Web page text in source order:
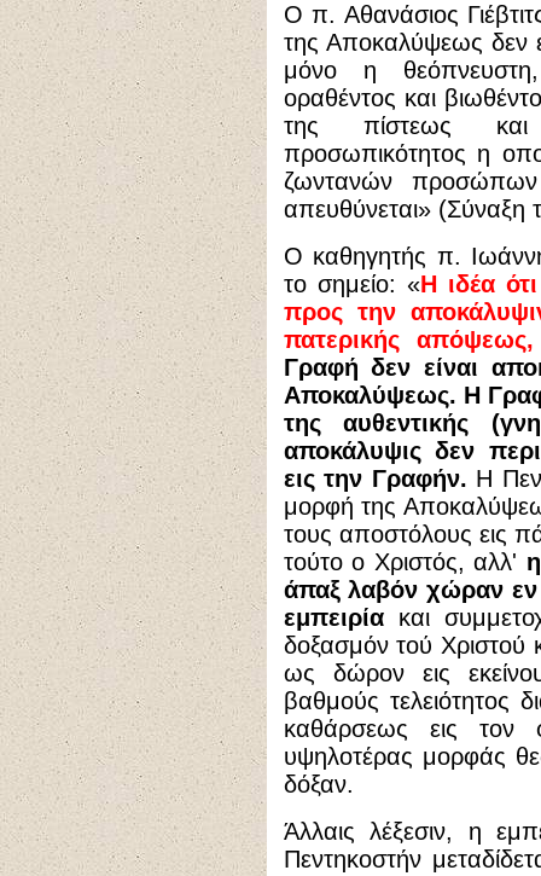
Ο π. Αθανάσιος
της Αποκαλύψεως δεν
μόνο η
οραθέντος και
της πίστεως και
προσωπικότητος η
ζωντανών
απευθύνεται» (Σύναξη
Ο καθηγητής π.
το σημείο: «Η ιδέα
προς την
πατερικής
Γραφή δεν είναι
Αποκαλύψεως. Η
της αυθεντικής
αποκάλυψις δεν
εις την Γραφήν. Η
μορφή της
τους αποστόλους εις
τούτο ο Χριστός, αλλ'
άπαξ λαβόν χώραν εν
εμπειρία και
δοξασμόν τού Χριστού
ως δώρον εις
βαθμούς τελειότητος
καθάρσεως εις τον
υψηλοτέρας μορφάς
δόξαν.
Άλλαις λέξεσιν, η
Πεντηκοστήν